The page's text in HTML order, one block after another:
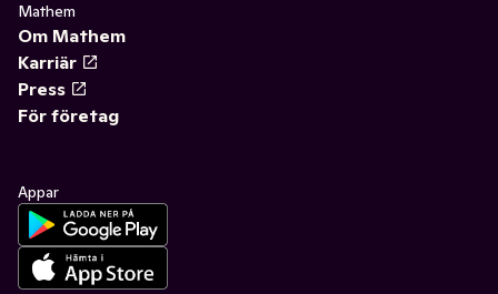
Mathem
Om Mathem
Karriär
Press
För företag
Appar